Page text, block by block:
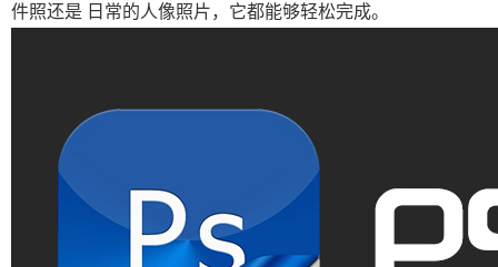
件照还是 日常的人像照片，它都能够轻松完成。